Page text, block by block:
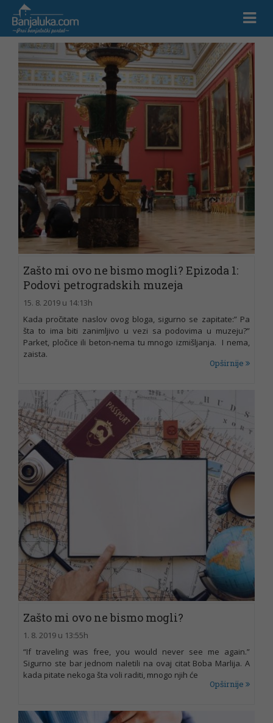
Zašto mi ovo ne bismo mogli? Epizoda 1:
Podovi petrogradskih muzeja
15. 8. 2019 u 14:13h
Kada pročitate naslov ovog bloga, sigurno se zapitate:” Pa
šta to ima biti zanimljivo u vezi sa podovima u muzeju?”
Parket, pločice ili beton-nema tu mnogo izmišljanja. I nema,
zaista.
Opširnije
Zašto mi ovo ne bismo mogli?
1. 8. 2019 u 13:55h
“If traveling was free, you would never see me again.”
Sigurno ste bar jednom naletili na ovaj citat Boba Marlija. A
kada pitate nekoga šta voli raditi, mnogo njih će
Opširnije